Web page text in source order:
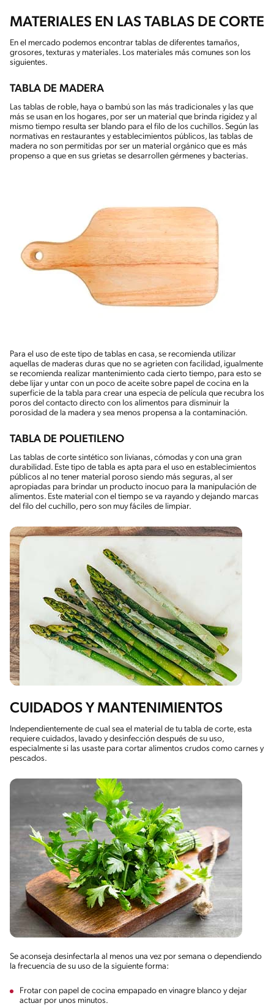
MATERIALES EN LAS TABLAS DE CORTE
En el mercado podemos encontrar tablas de diferentes tamaños,
grosores, texturas y materiales. Los materiales más comunes son los
siguientes.
TABLA DE MADERA
Las tablas de roble, haya o bambú son las más tradicionales y las que
más se usan en los hogares, por ser un material que brinda rigidez y al
mismo tiempo resulta ser blando para el filo de los cuchillos. Según las
normativas en restaurantes y establecimientos públicos, las tablas de
madera no son permitidas por ser un material orgánico que es más
propenso a que en sus grietas se desarrollen gérmenes y bacterias.
Para el uso de este tipo de tablas en casa, se recomienda utilizar
aquellas de maderas duras que no se agrieten con facilidad, igualmente
se recomienda realizar mantenimiento cada cierto tiempo, para esto se
debe lijar y untar con un poco de aceite sobre papel de cocina en la
superficie de la tabla para crear una especia de película que recubra los
poros del contacto directo con los alimentos para disminuir la
porosidad de la madera y sea menos propensa a la contaminación.
TABLA DE POLIETILENO
Las tablas de corte sintético son livianas, cómodas y con una gran
durabilidad. Este tipo de tabla es apta para el uso en establecimientos
públicos al no tener material poroso siendo más seguras, al ser
apropiadas para brindar un producto inocuo para la manipulación de
alimentos. Este material con el tiempo se va rayando y dejando marcas
del filo del cuchillo, pero son muy fáciles de limpiar.
CUIDADOS Y MANTENIMIENTOS
Independientemente de cual sea el material de tu tabla de corte, esta
requiere cuidados, lavado y desinfección después de su uso,
especialmente si las usaste para cortar alimentos crudos como carnes y
pescados.
Se aconseja desinfectarla al menos una vez por semana o dependiendo
la frecuencia de su uso de la siguiente forma:
Frotar con papel de cocina empapado en vinagre blanco y dejar
actuar por unos minutos.